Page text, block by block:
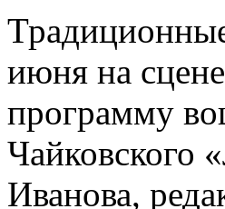
июня на
программу
Чайковского
Иванова,